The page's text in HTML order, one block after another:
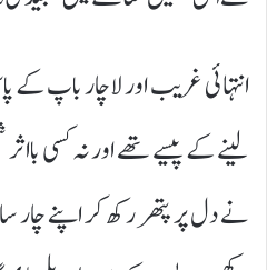
انتہائی غریب اور لاچار باپ کے
لینے کے پیسے تھے اور نہ کسی
نے دل پر پتھر رکھ کر اپنے چار